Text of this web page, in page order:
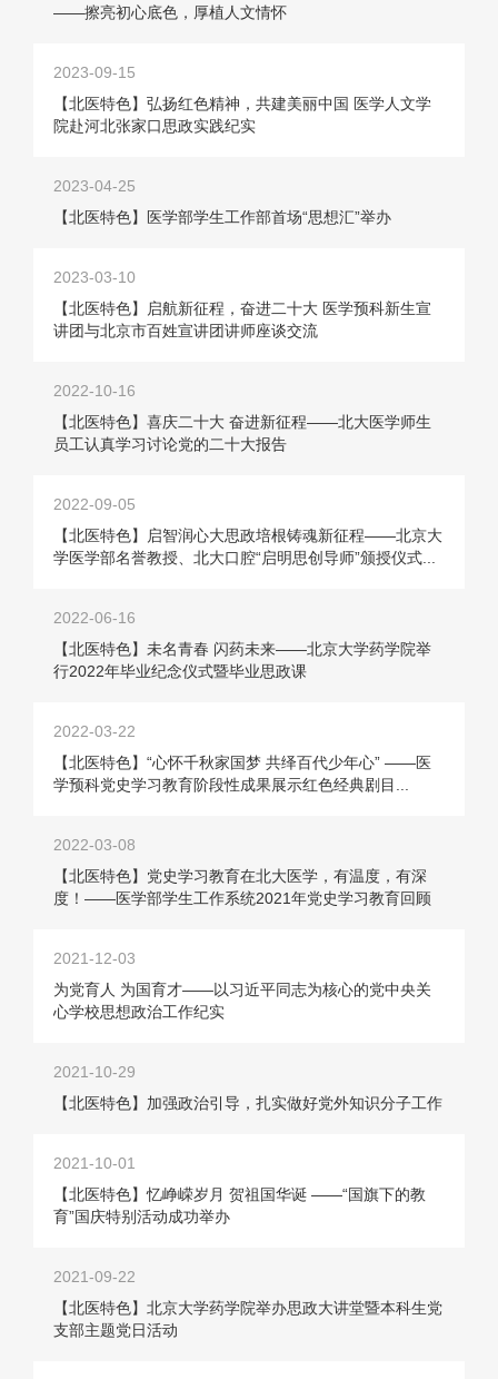
——擦亮初心底色，厚植人文情怀
2023-09-15
【北医特色】弘扬红色精神，共建美丽中国 医学人文学
院赴河北张家口思政实践纪实
2023-04-25
【北医特色】医学部学生工作部首场“思想汇”举办
2023-03-10
【北医特色】启航新征程，奋进二十大 医学预科新生宣
讲团与北京市百姓宣讲团讲师座谈交流
2022-10-16
【北医特色】喜庆二十大 奋进新征程——北大医学师生
员工认真学习讨论党的二十大报告
2022-09-05
【北医特色】启智润心大思政培根铸魂新征程——北京大
学医学部名誉教授、北大口腔“启明思创导师”颁授仪式...
2022-06-16
【北医特色】未名青春 闪药未来——北京大学药学院举
行2022年毕业纪念仪式暨毕业思政课
2022-03-22
【北医特色】“心怀千秋家国梦 共绎百代少年心” ——医
学预科党史学习教育阶段性成果展示红色经典剧目...
2022-03-08
【北医特色】党史学习教育在北大医学，有温度，有深
度！——医学部学生工作系统2021年党史学习教育回顾
2021-12-03
为党育人 为国育才——以习近平同志为核心的党中央关
心学校思想政治工作纪实
2021-10-29
【北医特色】加强政治引导，扎实做好党外知识分子工作
2021-10-01
【北医特色】忆峥嵘岁月 贺祖国华诞 ——“国旗下的教
育”国庆特别活动成功举办
2021-09-22
【北医特色】北京大学药学院举办思政大讲堂暨本科生党
支部主题党日活动